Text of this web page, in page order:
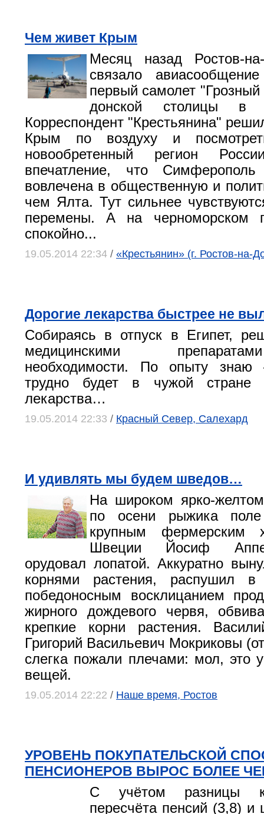
Чем живет Крым
Месяц назад Ростов-
связало
первый самолет
донской столицы в
Корреспондент "Крестьянина"
Крым по воздуху и
новообретенный регион
впечатление, что
вовлечена в общественную и
чем Ялта. Тут сильнее
перемены. А на черноморском
спокойно...
19.05.2014 22:34 / «Крестьянин» (г. Ростов-на-
Дорогие лекарства быстрее не
Собираясь в отпуск в Египет,
медицинскими
необходимости. По опыту знаю
трудно будет в чужой стране
лекарства…
19.05.2014 22:33 / Красный Север, Салехард
И удивлять мы будем шведов…
На широком ярко-
по осени рыжика
крупным фермерским
Швеции Йосиф
орудовал лопатой. Аккуратно
корнями растения, распушил
победоносным восклицанием
жирного дождевого червя,
крепкие корни растения.
Григорий Васильевич Мокриковы
слегка пожали плечами: мол, это
вещей.
19.05.2014 22:22 / Наше время, Ростов
УРОВЕНЬ ПОКУПАТЕЛЬСКОЙ
ПЕНСИОНЕРОВ ВЫРОС БОЛЕЕ
С учётом разницы
пересчёта пенсий (3,8)